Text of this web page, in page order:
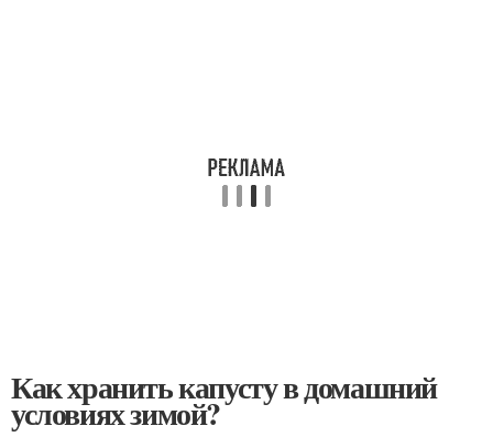
Как хранить капусту в домашний
условиях зимой?